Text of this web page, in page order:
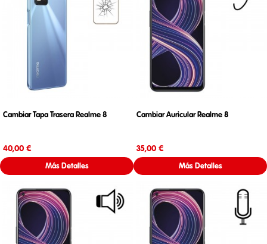
Cambiar Tapa Trasera Realme 8
40,00 €
Más Detalles
Cambiar Auricular Realme 8
35,00 €
Más Detalles